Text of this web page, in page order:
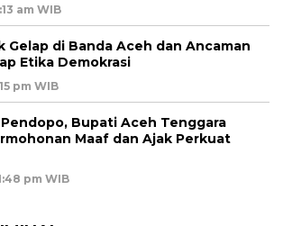
am WIB
Gelap di Banda Aceh dan Ancaman
Etika Demokrasi
pm WIB
Bupati Aceh Tenggara
Maaf dan Ajak Perkuat
pm WIB